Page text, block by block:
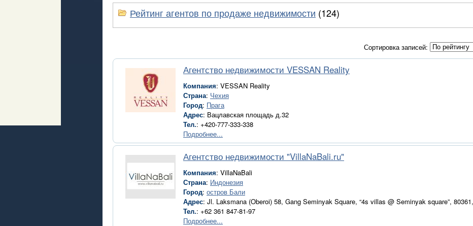
Рейтинг агентов по продаже недвижимости (124)
Сортировка записей:
Агентство недвижимости VESSAN Reality
Компания: VESSAN Reality
Страна: Чехия
Город: Прага
Адрес: Вацлавская площадь д.32
Тел.: +420-777-333-338
Подробнее...
Агентство недвижимости "VillaNaBali.ru"
Компания: VillaNaBali
Страна: Индонезия
Город: остров Бали
Адрес: Jl. Laksmana (Oberoi) 58, Gang Seminyak Square, “4s villas @ Seminyak square”,
Тел.: +62 361 847-81-97
Подробнее...